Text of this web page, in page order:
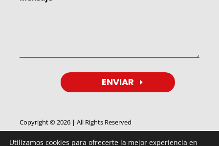
ENVIAR
Copyright © 2026 | All Rights Reserved
Utilizamos cookies para ofrecerte la mejor experiencia en